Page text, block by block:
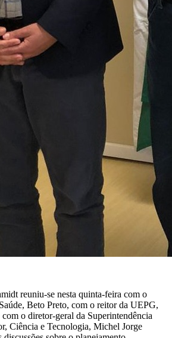
reuniu-se nesta quinta-feira com o
Beto Preto, com o reitor da UEPG,
o diretor-geral da Superintendência
Ciência e Tecnologia, Michel Jorge